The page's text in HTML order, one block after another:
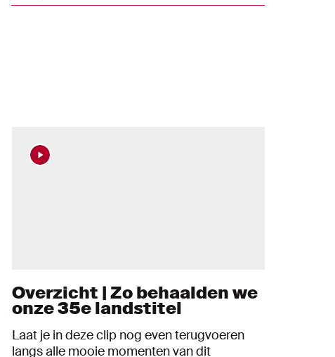
Overzicht | Zo behaalden we
onze 35e landstitel
Laat je in deze clip nog even terugvoeren
langs alle mooie momenten van dit